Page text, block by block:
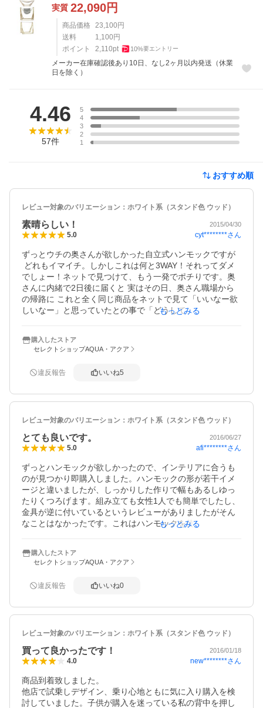
実質 22,090円
商品価格 23,100円
送料
1,100円
ポイント
2,110pt 10%要エントリー
メーカー在庫確認後あり10日、なし2ヶ月以内発送（休業
日を除く）
4.46
57件
5
4
3
2
1
おすすめ順
レビュー対象のバリエーション： ホワイト系（スタンド色 ウッド）
素晴らしい！ 2015/04/30
5.0 cyt********さん
ずっとウチの奥さんが欲しかった自立式ハンモックですが
どれもイマイチ。しかしこれは何と3WAY！それってダメ
でしょー！ネットで見つけて、もう一発でポチりです。奥
さんに内緒で2日後に届くと 実はその日、奥さん職場から
の帰路に これと全く同じ商品をネットで見て「いいなー欲
しいなー」と思っていたとの事で「どうして、どうして私
報等を注文前にネットで調べたらスタンドの開き具合調整
用の部品取り付けが片方逆に取り付いている、との事でし
分で工具（10mmスパナ1本）使って正しくセットし直しま
合無いです。木目調のスタンドは良い感じで部屋にもベラ
今日は天気もよいのでこのメールの後はベランダでゆらゆ
らして過ごす予定です。
もっとみる
購入したストア
セレクトショップAQUA・アクア
違反報告 いいね5
レビュー対象のバリエーション： ホワイト系（スタンド色 ウッド）
とても良いです。 2016/06/27
5.0 afi********さん
ずっとハンモックが欲しかったので、インテリアに合うも
のが見つかり即購入しました。ハンモックの形が若干イメ
ージと違いましたが、しっかりした作りで幅もあるしゆっ
たりくつろげます。組み立ても女性1人でも簡単でしたし、
金具が逆に付いているというレビューがありましたがそん
なことはなかったです。これはハンモックを使わない時も3
ちなので、これを選んで良かったです。
もっとみる
購入したストア
セレクトショップAQUA・アクア
違反報告 いいね0
レビュー対象のバリエーション： ホワイト系（スタンド色 ウッド）
買って良かったです！ 2016/01/18
4.0 new********さん
商品到着致しました。
他店で試乗しデザイン、乗り心地ともに気に入り購入を検
討していました。子供が購入を迷っている私の背中を押し